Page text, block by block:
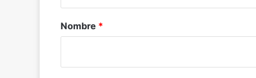
rNombre *